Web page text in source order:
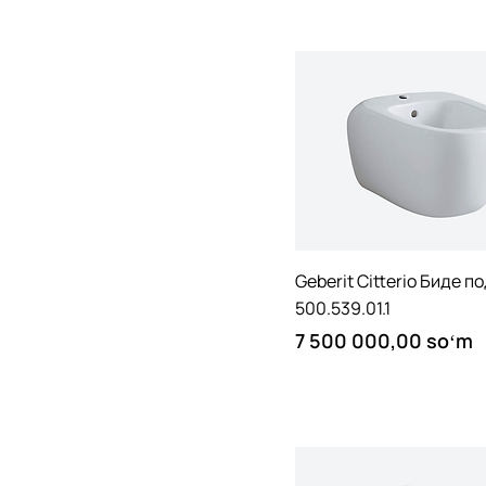
Quick View
Geberit Citterio Биде
500.539.01.1
Price
7 500 000,00 soʻm